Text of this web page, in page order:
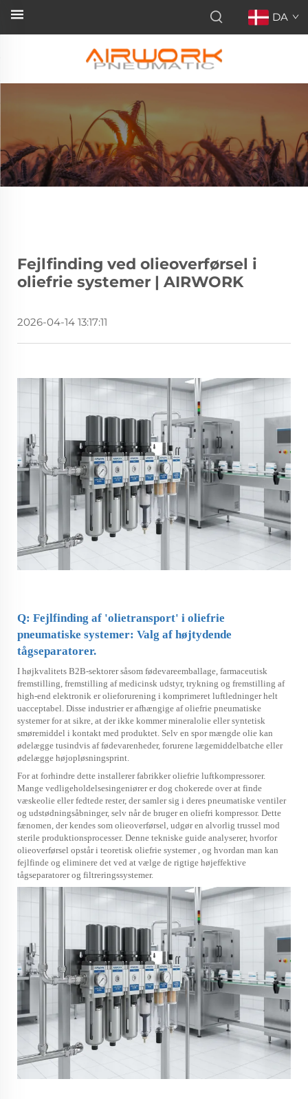
DA
Fejlfinding ved olieoverførsel i
oliefrie systemer | AIRWORK
2026-04-14 13:17:11
Q: Fejlfinding af 'olietransport' i oliefrie
pneumatiske systemer: Valg af højtydende
tågseparatorer.
I højkvalitets B2B-sektorer såsom fødevareemballage, farmaceutisk
fremstilling, fremstilling af medicinsk udstyr, trykning og fremstilling af
high-end elektronik er olieforurening i komprimeret luftledninger helt
uacceptabel. Disse industrier er afhængige af oliefrie pneumatiske
systemer for at sikre, at der ikke kommer mineralolie eller syntetisk
smøremiddel i kontakt med produktet. Selv en spor mængde olie kan
ødelægge tusindvis af fødevarenheder, forurene lægemiddelbatche eller
ødelægge højopløsningsprint.
For at forhindre dette installerer fabrikker oliefrie luftkompressorer.
Mange vedligeholdelsesingeniører er dog chokerede over at finde
væskeolie eller fedtede rester, der samler sig i deres pneumatiske ventiler
og udstødningsåbninger, selv når de bruger en oliefri kompressor. Dette
fænomen, der kendes som olieoverførsel, udgør en alvorlig trussel mod
sterile produktionsprocesser. Denne tekniske guide analyserer, hvorfor
olieoverførsel opstår i teoretisk oliefrie systemer , og hvordan man kan
fejlfinde og eliminere det ved at vælge de rigtige højeffektive
tågseparatorer og filtreringssystemer.